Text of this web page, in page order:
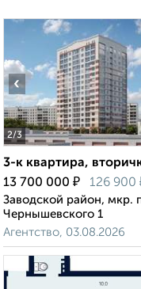
2/3
‹
3-к квартира,
13 700 000 ₽ 126 900
Заводской район, мкр.
Чернышевского 1
Агентство, 03.08.2026